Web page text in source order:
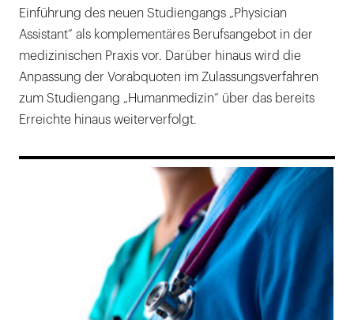
Einführung des neuen Studiengangs „Physician
Assistant“ als komplementäres Berufsangebot in der
medizinischen Praxis vor. Darüber hinaus wird die
Anpassung der Vorabquoten im Zulassungsverfahren
zum Studiengang „Humanmedizin“ über das bereits
Erreichte hinaus weiterverfolgt.